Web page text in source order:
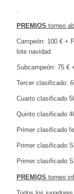
.
PREMIOS torneo
Campeón: 100 € +
lote navidad
Subcampeón: 75 €
Tercer clasificado:
Cuarto clasificado
Quinto clasificado
Primer clasificado
Primer clasificado
Primer clasificado
PREMIOS torneo